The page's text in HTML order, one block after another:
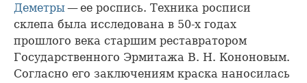
Деметры— ее роспись. Техника росписи
склепа была исследована в 50-х годах
прошлого века старшим реставратором
Государственного Эрмитажа В. Н. Кононовым.
Согласно его заключениям краска наносилась